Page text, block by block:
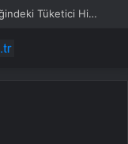
Mizuho’nun Walmart ve Costco Liderliğindeki Tüketici Hisseleri